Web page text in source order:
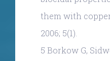
them with
2006; 5(1).
5 Borkow G,